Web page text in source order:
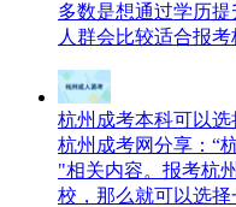
多数是想通过学历
人群会比较适合报
杭州成考本科可以选
杭州成考网分享：“
"相关内容。报考杭
校，那么就可以选